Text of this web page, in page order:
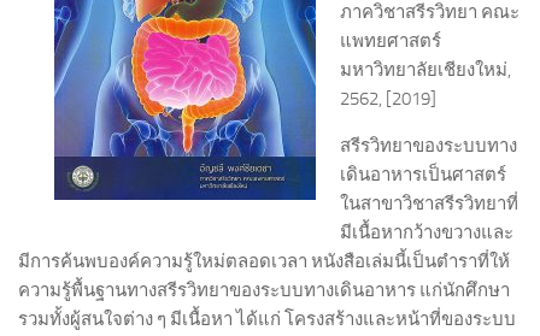
ภาควิชาสรีรวิทยา คณะ
แพทยศาสตร์
มหาวิทยาลัยเชียงใหม่,
2562, [2019]
สรีรวิทยาของระบบทาง
เดินอาหารเป็นศาสตร์
ในสาขาวิชาสรีรวิทยาที่
มีเนื้อหากว้างขวางและ
มีการค้นพบองค์ความรู้ใหม่ตลอดเวลา หนังสือเล่มนี้เป็นตำราที่ให้
ความรู้พื้นฐานทางสรีรวิทยาของระบบทางเดินอาหาร แก่นักศึกษา
รวมทั้งผู้สนใจต่าง ๆ มีเนื้อหา ได้แก่ โครงสร้างและหน้าที่ของระบบ